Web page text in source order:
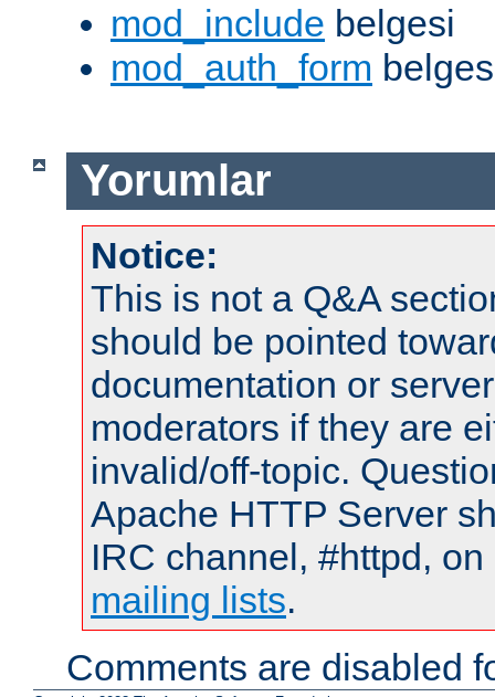
mod_include belgesi
mod_auth_form
Yorumlar
Notice:
This is not a Q&A
should be pointed
documentation or
moderators if they are
invalid/off-topic.
Apache HTTP Server
IRC channel, #httpd,
mailing lists.
Comments are disabled